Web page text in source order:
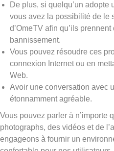
De plus, si quelqu’un adopte
vous avez la possibilité de le
d’OmeTV afin qu’ils
bannissement.
Vous pouvez résoudre ces
connexion Internet ou en
Web.
Avoir une conversation avec
étonnamment agréable.
Vous pouvez parler à n’importe
photographs, des vidéos et de
engageons à fournir un